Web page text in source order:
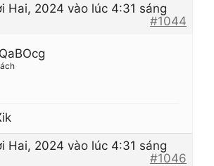
Hai, 2024 vào lúc 4:31 sáng
#1044
Hai, 2024 vào lúc 4:31 sáng
#1046